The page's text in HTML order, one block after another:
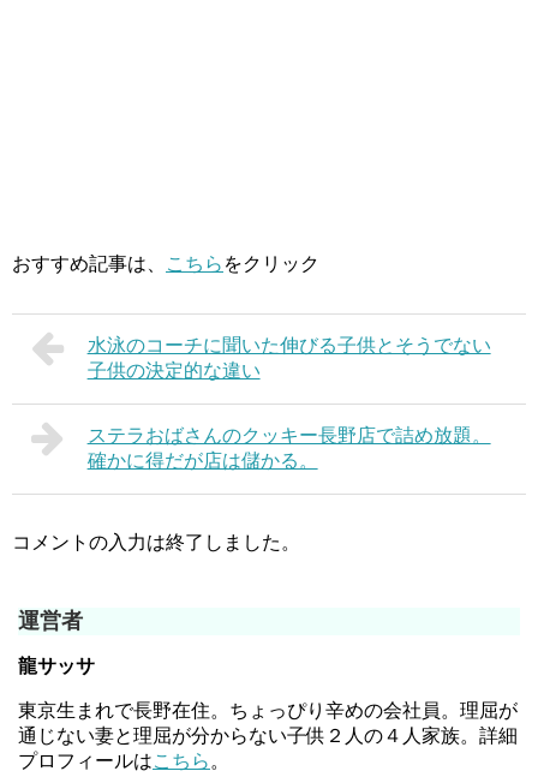
おすすめ記事は、 こちら をクリック
水泳のコーチに聞いた伸びる子供とそうでない
子供の決定的な違い
ステラおばさんのクッキー長野店で詰め放題。
確かに得だが店は儲かる。
コメントの入力は終了しました。
運営者
龍サッサ
東京生まれで長野在住。ちょっぴり辛めの会社員。理屈が
通じない妻と理屈が分からない子供２人の４人家族。詳細
プロフィールはこちら 。